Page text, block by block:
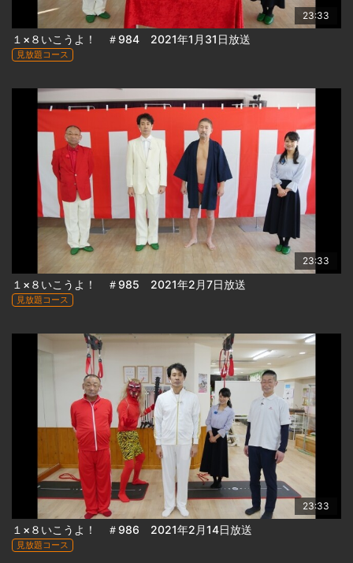
23:33
１×８いこうよ！ ＃984 2021年1月31日放送
見放題コース
23:33
１×８いこうよ！ ＃985 2021年2月7日放送
見放題コース
23:33
１×８いこうよ！ ＃986 2021年2月14日放送
見放題コース